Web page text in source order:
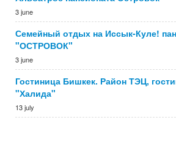
3 june
Семейный отдых на Иссык-Куле!
"ОСТРОВОК"
3 june
Гостиница Бишкек. Район ТЭЦ,
"Халида"
13 july